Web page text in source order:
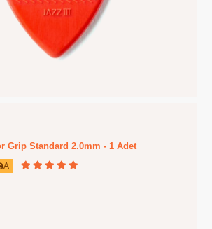
Grip Standard 2.0mm - 1 Adet
A